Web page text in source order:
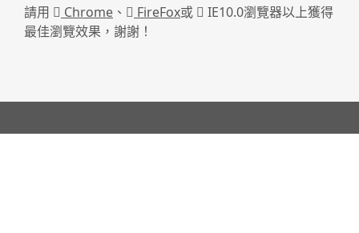
請用
Chrome 、 FireFox或
IE10.0瀏覽器以上獲得
最佳瀏覽效果，謝謝！